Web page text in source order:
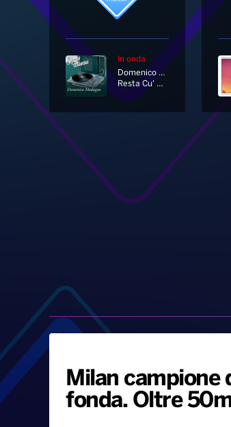
In onda
Domenico Modugno
Resta Cu' Mme
Milan campione
fonda. Oltre